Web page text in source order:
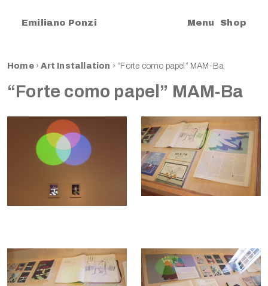
Emiliano Ponzi Menu Shop
Home›Art Installation › “Forte como papel” MAM-Ba
“Forte como papel” MAM-Ba